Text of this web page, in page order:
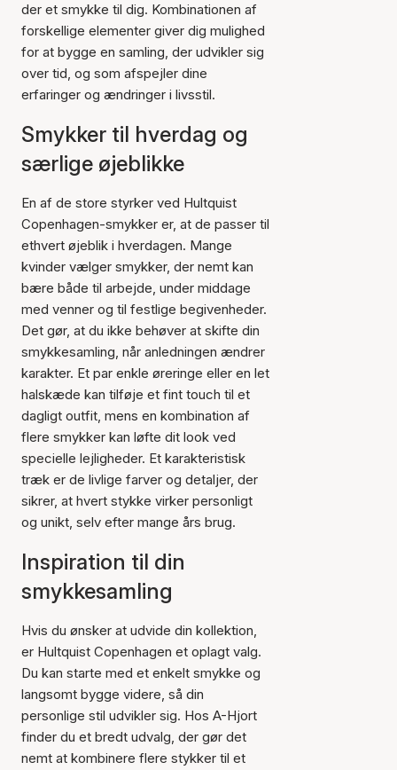
der et smykke til dig. Kombinationen af
forskellige elementer giver dig mulighed
for at bygge en samling, der udvikler sig
over tid, og som afspejler dine
erfaringer og ændringer i livsstil.
Smykker til hverdag og
særlige øjeblikke
En af de store styrker ved Hultquist
Copenhagen-smykker er, at de passer til
ethvert øjeblik i hverdagen. Mange
kvinder vælger smykker, der nemt kan
bære både til arbejde, under middage
med venner og til festlige begivenheder.
Det gør, at du ikke behøver at skifte din
smykkesamling, når anledningen ændrer
karakter. Et par enkle øreringe eller en let
halskæde kan tilføje et fint touch til et
dagligt outfit, mens en kombination af
flere smykker kan løfte dit look ved
specielle lejligheder. Et karakteristisk
træk er de livlige farver og detaljer, der
sikrer, at hvert stykke virker personligt
og unikt, selv efter mange års brug.
Inspiration til din
smykkesamling
Hvis du ønsker at udvide din kollektion,
er Hultquist Copenhagen et oplagt valg.
Du kan starte med et enkelt smykke og
langsomt bygge videre, så din
personlige stil udvikler sig. Hos A-Hjort
finder du et bredt udvalg, der gør det
nemt at kombinere flere stykker til et